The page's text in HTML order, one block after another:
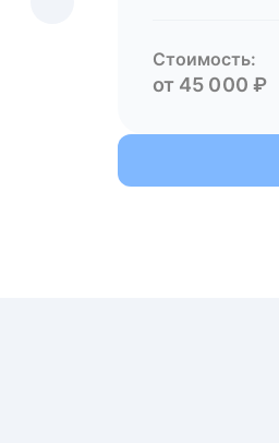
Стоимость:
от 45 000 ₽